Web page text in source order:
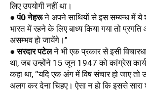
लिए उपयोगी नहीं था।
● पं0 नेहरू ने अपने साथियों से इस सम्बन्ध में ये
भारत में रहने के लिए बाध्य किया गया तो
असम्भव हो जायेंगे।’’
● सरदार पटेल ने भी एक प्रकार से इसी
था, जब उन्होंने 15 जून 1947 को कांग्रेस
कहा था, ‘‘यदि एक अंग में विष संचार हो जाए
अलग कर देना चिहए। ऐसा न हो कि इससे सारा